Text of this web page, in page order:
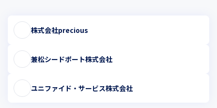
株式会社precious
兼松シードポート株式会社
ユニファイド・サービス株式会社